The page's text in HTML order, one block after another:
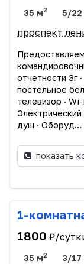
35 м2 5/
проспект
отчетности 3г
пocтельное
телевизоp ·
Электрический
душ · Oбopуд...
показать
1-
1800 ₽/
35 м2 3/